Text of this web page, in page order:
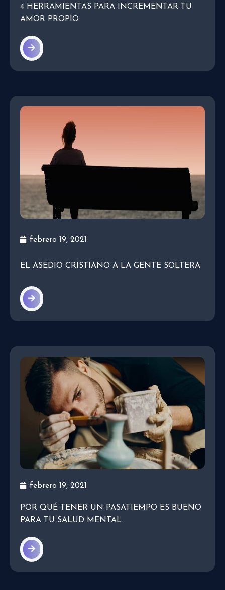
4 HERRAMIENTAS PARA INCREMENTAR TU
AMOR PROPIO
febrero 19, 2021
EL ASEDIO CRISTIANO A LA GENTE SOLTERA
febrero 19, 2021
POR QUÉ TENER UN PASATIEMPO ES BUENO
PARA TU SALUD MENTAL